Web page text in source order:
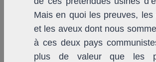
Mais en quoi les preuves, les
et les aveux dont nous
à ces deux pays
plus de valeur que les